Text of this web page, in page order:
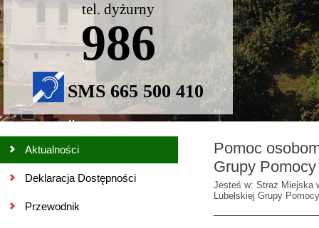
tel. dyżurny
986
SMS 665 500 410
Aktualności
Deklaracja Dostępności
Przewodnik
Pomoc
Grupy
Jesteś w: Straż Miejska
Lubelskiej Grupy